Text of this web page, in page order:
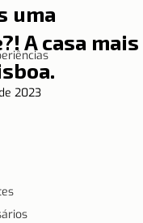
uma
A casa mais
2023